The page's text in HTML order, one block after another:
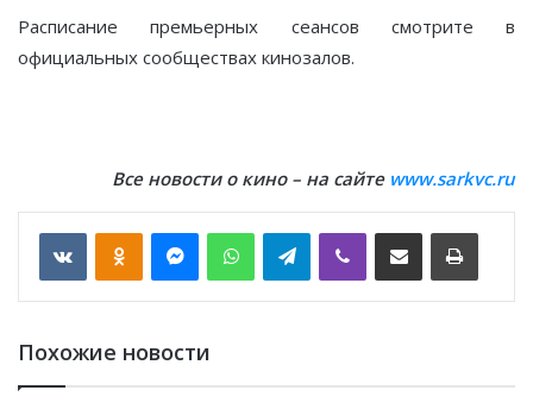
Расписание премьерных сеансов смотрите в
официальных сообществах кинозалов.
Все новости о кино – на сайте www.sarkvc.ru
VKontakte WhatsApp Telegram
Похожие новости